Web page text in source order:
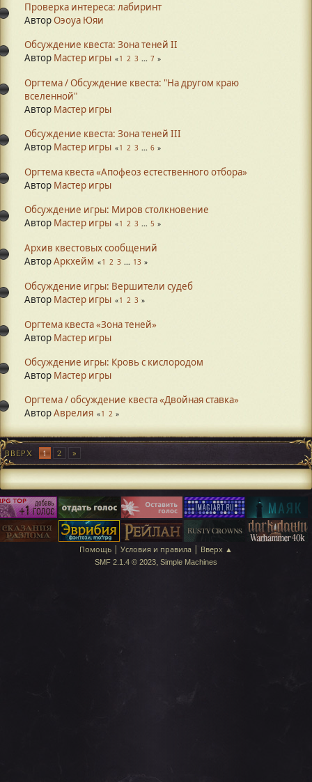
Проверка интереса: лабиринт
АвторОэоуа Юяи
Обсуждение квеста: Зона теней II
Автор Мастер игры 1 2 3 ... 7
Оргтема / Обсуждение квеста: "На другом краю
вселенной"
Автор Мастер игры
Обсуждение квеста: Зона теней III
Автор Мастер игры 1 2 3 ... 6
Оргтема квеста «Апофеоз естественного отбора»
Автор Мастер игры
Обсуждение игры: Миров столкновение
Автор Мастер игры 1 2 3 ... 5
Архив квестовых сообщений
АвторАркхейм 1 2 3 ... 13
Обсуждение игры: Вершители судеб
Автор Мастер игры 1 2 3
Оргтема квеста «Зона теней»
Автор Мастер игры
Обсуждение игры: Кровь с кислородом
Автор Мастер игры
Оргтема / обсуждение квеста «Двойная ставка»
АвторАврелия 1 2
ВВЕРХ 1 2
Помощь | Условия и правила | Вверх ▲
SMF 2.1.4 © 2023, Simple Machines